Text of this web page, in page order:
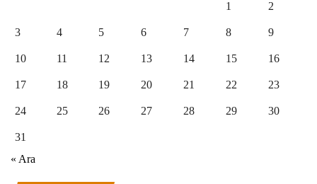
1 2
3 4 5 6 7 8 9
10 11 12 13 14 15 16
17 18 19 20 21 22 23
24 25 26 27 28 29 30
31
« Ara